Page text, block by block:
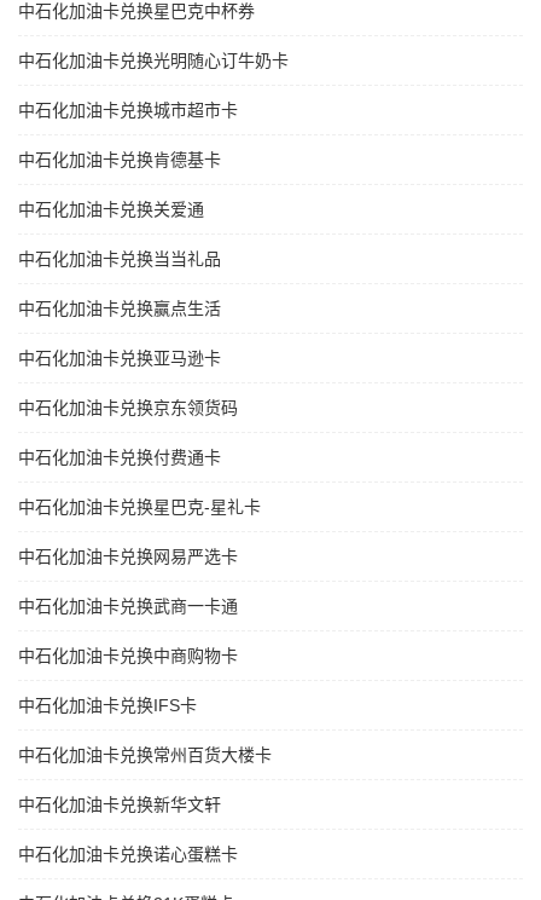
中石化加油卡兑换星巴克中杯券
中石化加油卡兑换光明随心订牛奶卡
中石化加油卡兑换城市超市卡
中石化加油卡兑换肯德基卡
中石化加油卡兑换关爱通
中石化加油卡兑换当当礼品
中石化加油卡兑换赢点生活
中石化加油卡兑换亚马逊卡
中石化加油卡兑换京东领货码
中石化加油卡兑换付费通卡
中石化加油卡兑换星巴克-星礼卡
中石化加油卡兑换网易严选卡
中石化加油卡兑换武商一卡通
中石化加油卡兑换中商购物卡
中石化加油卡兑换IFS卡
中石化加油卡兑换常州百货大楼卡
中石化加油卡兑换新华文轩
中石化加油卡兑换诺心蛋糕卡